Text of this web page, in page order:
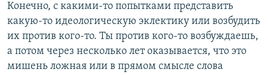
Конечно, с какими-то попытками представить
какую-то идеологическую эклектику или возбудить
их против кого-то. Ты против кого-то возбуждаешь,
а потом через несколько лет оказывается, что это
мишень ложная или в прямом смысле слова